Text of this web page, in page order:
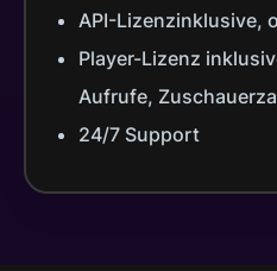
API-Lizenzinklusive,
Player-Lizenz
Aufrufe,
24/7 Support